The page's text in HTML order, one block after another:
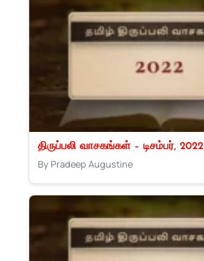
திருப்பலி வாசகங்கள் – டிசம்பர், 2022
By Pradeep Augustine